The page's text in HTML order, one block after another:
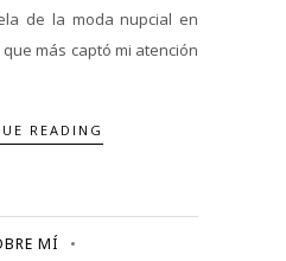
de la moda nupcial en
más captó mi atención
READING
MÍ